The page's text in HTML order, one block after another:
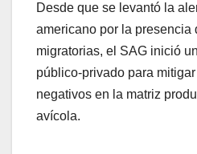
Desde que se levantó la
americano por la presencia
migratorias, el SAG inició
público-privado para
negativos en la matriz
avícola.